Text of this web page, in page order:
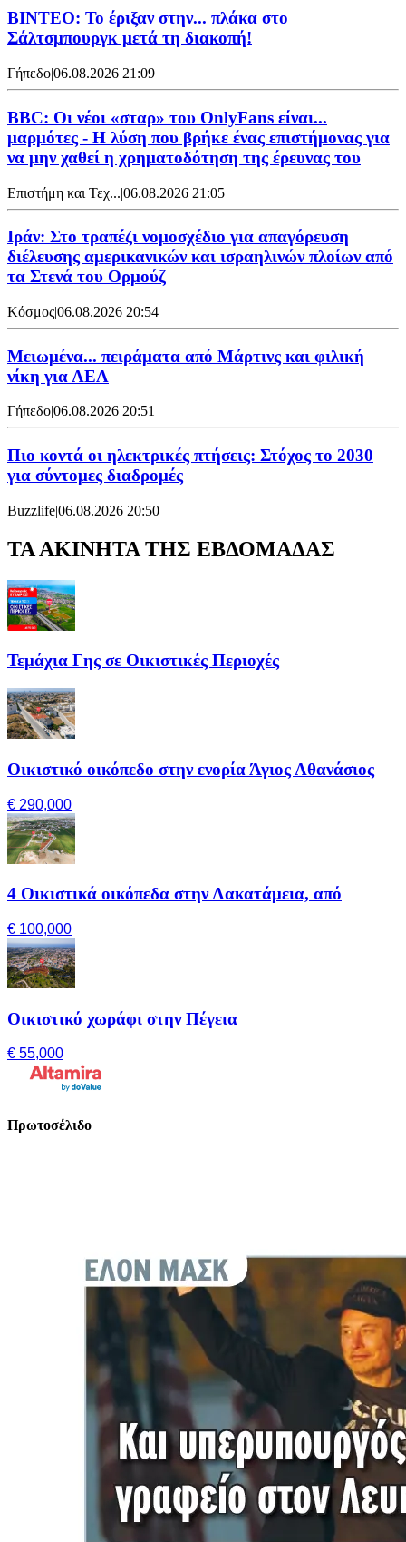
ΒΙΝΤΕΟ: Το έριξαν στην... πλάκα στο
Σάλτσμπουργκ μετά τη διακοπή!
Γήπεδο|06.08.2026 21:09
BBC: Οι νέοι «σταρ» του OnlyFans είναι...
μαρμότες - Η λύση που βρήκε ένας επιστήμονας για
να μην χαθεί η χρηματοδότηση της έρευνας του
Επιστήμη και Τεχ...|06.08.2026 21:05
Ιράν: Στο τραπέζι νομοσχέδιο για απαγόρευση
διέλευσης αμερικανικών και ισραηλινών πλοίων από
τα Στενά του Ορμούζ
Κόσμος|06.08.2026 20:54
Μειωμένα... πειράματα από Μάρτινς και φιλική
νίκη για ΑΕΛ
Γήπεδο|06.08.2026 20:51
Πιο κοντά οι ηλεκτρικές πτήσεις: Στόχος το 2030
για σύντομες διαδρομές
Buzzlife|06.08.2026 20:50
ΤΑ ΑΚΙΝΗΤΑ ΤΗΣ ΕΒΔΟΜΑΔΑΣ
Τεμάχια Γης σε Οικιστικές Περιοχές
Οικιστικό οικόπεδο στην ενορία Άγιος Αθανάσιος
€ 290,000
4 Οικιστικά οικόπεδα στην Λακατάμεια, από
€ 100,000
Οικιστικό χωράφι στην Πέγεια
€ 55,000
Πρωτοσέλιδο